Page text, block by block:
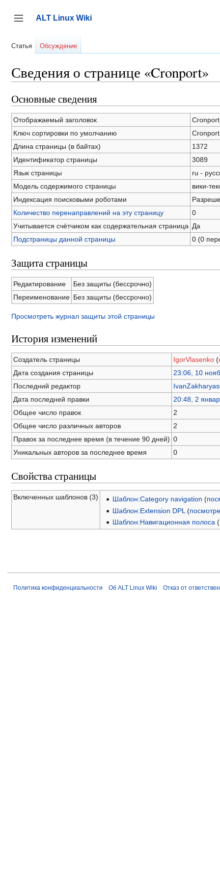
содержанию
Переключить боковую панель
ALT Linux Wiki
Статья Обсуждение
Сведения о странице «Cronport»
Основные сведения
Отображаемый заголовок
Cronport
Ключ сортировки по умолчанию
Cronport
Длина страницы (в байтах)
1372
Идентификатор страницы
3089
Язык страницы
ru -
Модель содержимого страницы
вики-
Индексация поисковыми роботами
Количество перенаправлений на эту страницу
0
Учитывается счётчиком как содержательная страница Да
Подстраницы данной страницы
0 (0
Защита страницы
Редактирование
Без защиты (бессрочно)
Переименование Без защиты (бессрочно)
Просмотреть журнал защиты этой страницы
История изменений
Создатель страницы IgorVlasenko (
Дата создания страницы
23:06, 10
Последний редактор
Дата последней правки
20:48, 2
Общее число правок
2
Общее число различных авторов
2
Правок за последнее время (в течение 90 дней) 0
Уникальных авторов за последнее время
0
Свойства страницы
Включенных шаблонов (3) Шаблон:Category navigation (
Шаблон:Extension DPL (
Шаблон:Навигационная полоса (
Политика конфиденциальности Об ALT Linux Wiki Отказ от